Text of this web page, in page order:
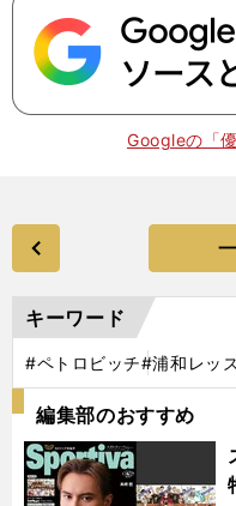
Googleの「
キーワード
#ペトロビッチ#浦和レッ
編集部のおすすめ